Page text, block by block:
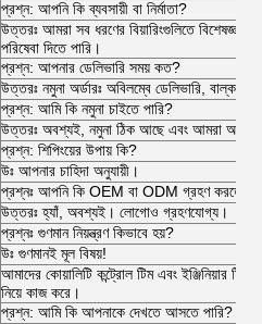
প্রশ্ন: আপনি কি ব্যবসায়ী বা নির্মাতা?
উত্তরঃ আমরা সব ধরণের বিয়ারিংগুলিতে বিশেষজ্ঞ
পরিষেবা দিতে পারি।
প্রশ্ন: আপনার ডেলিভারি সময় কত?
উত্তরঃ নমুনা অর্ডারঃ অবিলম্বে ডেলিভারি, বাল্ক
প্রশ্ন: আমি কি নমুনা চাইতে পারি?
উত্তরঃ অবশ্যই, নমুনা ঠিক আছে এবং আমরা আপনাকে
প্রশ্ন: শিপিংয়ের উপায় কি?
উঃ আপনার চাহিদা অনুযায়ী।
প্রশ্নঃ আপনি কি OEM বা ODM গ্রহণ করতে
উত্তরঃ হ্যাঁ, অবশ্যই। লোগোও গ্রহণযোগ্য।
প্রশ্নঃ গুণমান নিয়ন্ত্রণ কিভাবে হয়?
উঃ গুণমানই মূল বিষয়!
আমাদের কোয়ালিটি কন্ট্রোল টিম এবং ইঞ্জিনিয়ার টিম
নিয়ে কাজ করে।
প্রশ্ন: আমি কি আপনাকে দেখতে আসতে পারি?